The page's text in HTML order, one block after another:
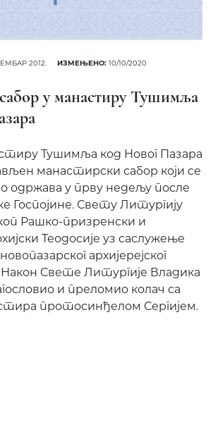
2012. ИЗМЕЊЕНО: 10/10/2020
у манастиру Тушимља
Тушимља код Новог Пазара
манастирски сабор који се
одржава у прву недељу после
Госпојине. Свету Литургију
Рашко-призренски и
Теодосије уз саслужење
архијерејског
Свете Литургије Владика
и преломио колач са
протосинђелом Сергијем.